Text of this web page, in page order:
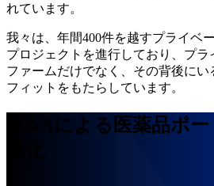
れています。
我々は、年間400件を越すプライベ
プロジェクトを進行しており、プラ
ファームだけでなく、その背後に
フィットをもたらしています。
M&Aによる医薬品ポ